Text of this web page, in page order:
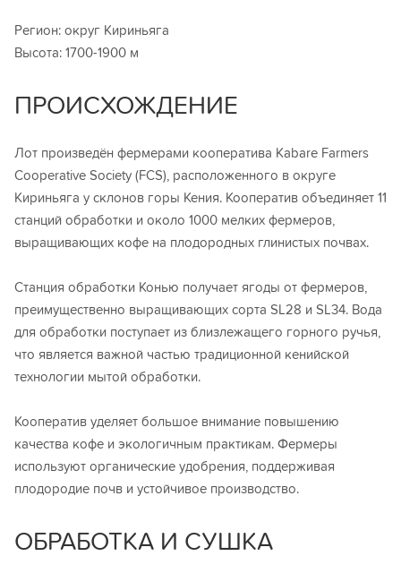
Регион: округ Кириньяга
Высота: 1700-1900 м
ПРОИСХОЖДЕНИЕ
Лот произведён фермерами кооператива Kabare Farmers
Cooperative Society (FCS), расположенного в округе
Кириньяга у склонов горы Кения. Кооператив объединяет 11
станций обработки и около 1000 мелких фермеров,
выращивающих кофе на плодородных глинистых почвах.
Станция обработки Конью получает ягоды от фермеров,
преимущественно выращивающих сорта SL28 и SL34. Вода
для обработки поступает из близлежащего горного ручья,
что является важной частью традиционной кенийской
технологии мытой обработки.
Кооператив уделяет большое внимание повышению
качества кофе и экологичным практикам. Фермеры
используют органические удобрения, поддерживая
плодородие почв и устойчивое производство.
ОБРАБОТКА И СУШКА